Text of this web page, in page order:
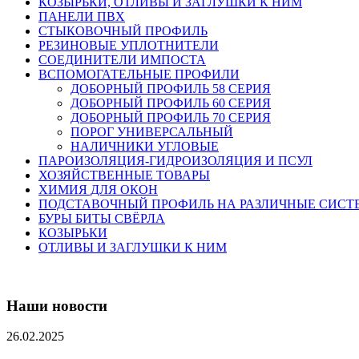
ПАНЕЛИ ПВХ
СТЫКОВОЧНЫЙ ПРОФИЛЬ
РЕЗИНОВЫЕ УПЛОТНИТЕЛИ
СОЕДИНИТЕЛИ ИМПОСТА
ВСПОМОГАТЕЛЬНЫЕ ПРОФИЛИ
ДОБОРНЫЙ ПРОФИЛЬ 58 СЕРИЯ
ДОБОРНЫЙ ПРОФИЛЬ 60 СЕРИЯ
ДОБОРНЫЙ ПРОФИЛЬ 70 СЕРИЯ
ПОРОГ УНИВЕРСАЛЬНЫЙ
НАЛИЧНИКИ УГЛОВЫЕ
ПАРОИЗОЛЯЦИЯ-ГИДРОИЗОЛЯЦИЯ И ПСУЛ
ХОЗЯЙСТВЕННЫЕ ТОВАРЫ
ХИМИЯ ДЛЯ ОКОН
ПОДСТАВОЧНЫЙ ПРОФИЛЬ НА РАЗЛИЧНЫЕ
БУРЫ БИТЫ СВЁРЛА
КОЗЫРЬКИ
ОТЛИВЫ И ЗАГЛУШКИ К НИМ
Наши новости
26.02.2025